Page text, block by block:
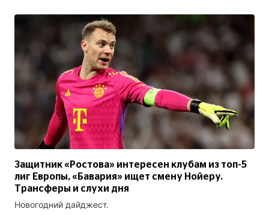
Защитник «Ростова» интересен клубам из топ-5
лиг Европы, «Бавария» ищет смену Нойеру.
Трансферы и слухи дня
Новогодний дайджест.